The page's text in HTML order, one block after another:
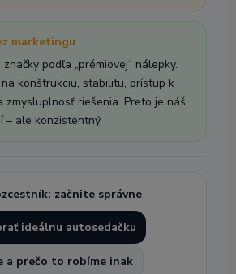
marketingu
podľa „prémiovej“ nálepky.
konštrukciu, stabilitu, prístup k
zmysluplnosť riešenia. Preto je náš
– ale konzistentný.
začnite správne
ideálnu autosedačku
a prečo to robíme inak